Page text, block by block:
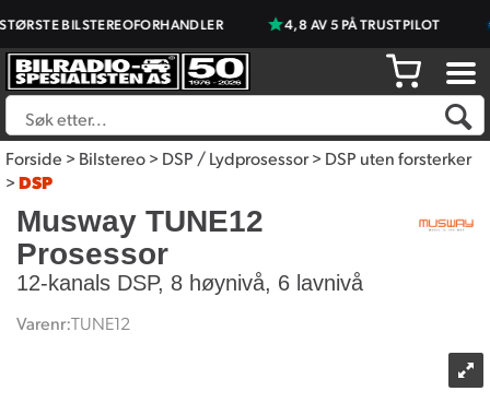
BILSTEREOFORHANDLER 4,8 AV 5 PÅ TRUSTPILOT
Forside>Bilstereo>DSP / Lydprosessor>DSP uten forsterker
>DSP
Musway TUNE12
Prosessor
12-kanals DSP, 8 høynivå, 6 lavnivå
Varenr:TUNE12